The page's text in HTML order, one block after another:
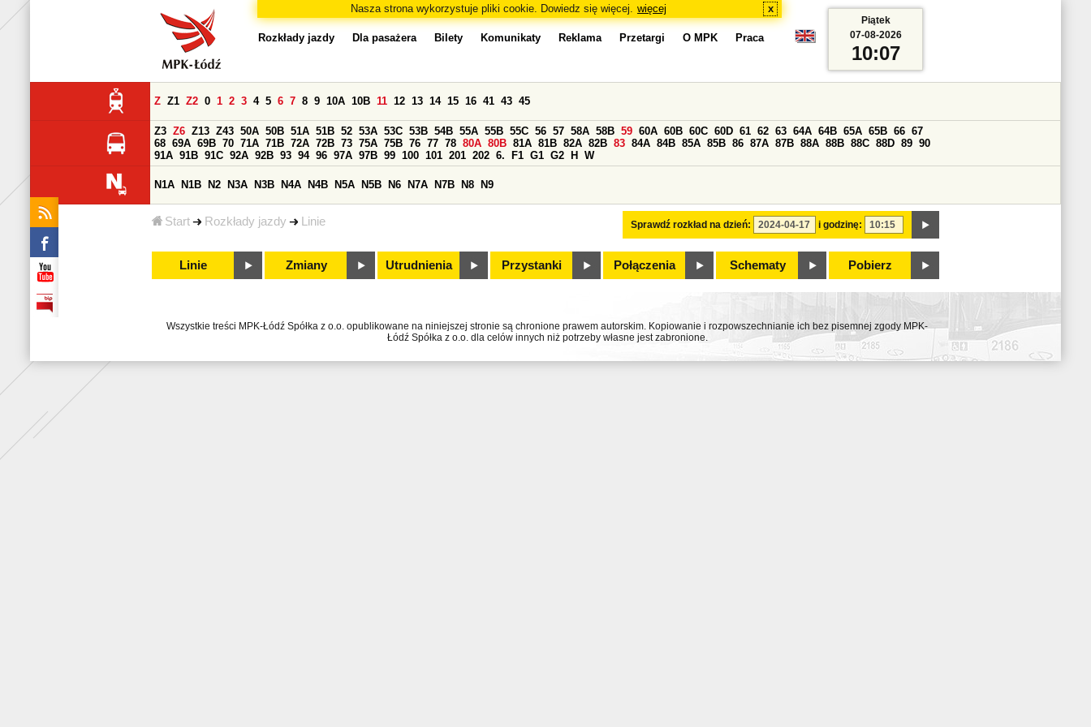
Nasza strona wykorzystuje pliki cookie. Dowiedz się więcej. więcej x
Start Rozkłady jazdy Linie
Rozkłady jazdy Dla pasażera Bilety Komunikaty Reklama Przetargi O MPK Praca
Sprawdź rozkład na dzień: i godzinę:
Z Z1 Z2 0 1 2 3 4 5 6 7 8 9 10A 10B 11 12 13 14 15 16 41 43 45
Z3 Z6 Z13 Z43 50A 50B 51A 51B 52 53A 53C 53B 54B 55A 55B 55C 56 57 58A 58B 59 60A 60B 60C 60D 61 62 63 64A 64B 65A 65B 66 67
68 69A 69B 70 71A 71B 72A 72B 73 75A 75B 76 77 78 80A 80B 81A 81B 82A 82B 83 84A 84B 85A 85B 86 87A 87B 88A 88B 88C 88D 89 90
91A 91B 91C 92A 92B 93 94 96 97A 97B 99 100 101 201 202 6. F1 G1 G2 H W
N1A N1B N2 N3A N3B N4A N4B N5A N5B N6 N7A N7B N8 N9
Linie Zmiany Utrudnienia Przystanki Połączenia Schematy Pobierz
Piątek
07-08-2026
10:07
Wszystkie treści MPK-Łódź Spółka z o.o. opublikowane na niniejszej stronie są chronione prawem autorskim. Kopiowanie i rozpowszechnianie ich bez pisemnej zgody MPK-
Łódź Spółka z o.o. dla celów innych niż potrzeby własne jest zabronione.